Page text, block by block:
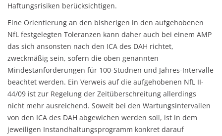
Haftungsrisiken berücksichtigen.
Eine Orientierung an den bisherigen in den aufgehobenen
NfL festgelegten Toleranzen kann daher auch bei einem AMP
das sich ansonsten nach den ICA des DAH richtet,
zweckmäßig sein, sofern die oben genannten
Mindestanforderungen für 100-Studnen und Jahres-Intervalle
beachtet werden. Ein Verweis auf die aufgehobenen NfL II-
44/09 ist zur Regelung der Zeitüberschreitung allerdings
nicht mehr ausreichend. Soweit bei den Wartungsintervallen
von den ICA des DAH abgewichen werden soll, ist in dem
jeweiligen Instandhaltungsprogramm konkret darauf